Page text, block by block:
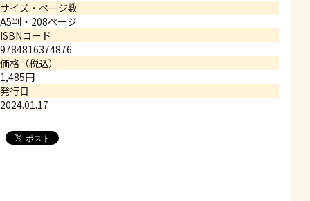
サイズ・ページ数
A5判・208ページ
ISBNコード
9784816374876
価格（税込）
1,485円
発行日
2024.01.17